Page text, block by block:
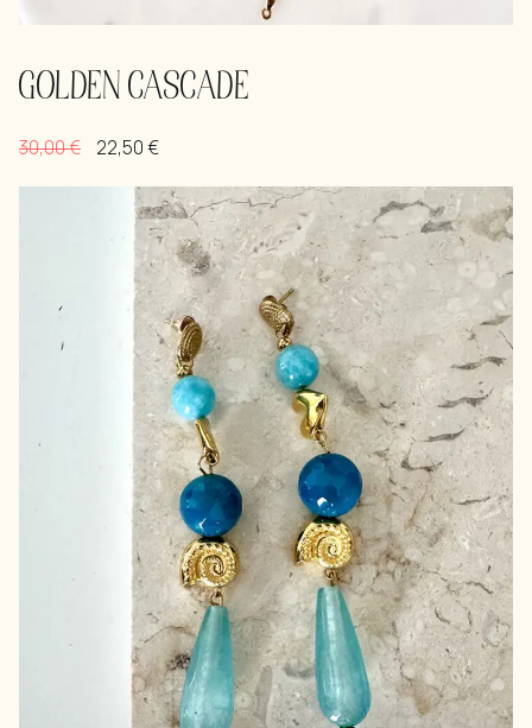
GOLDEN CASCADE
30,00€ 22,50€